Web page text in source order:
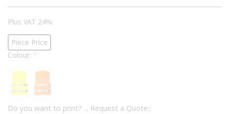
Plus VAT 24%:
Piece Price
Colour: *
Do you want to print? ... Request a Quote.: